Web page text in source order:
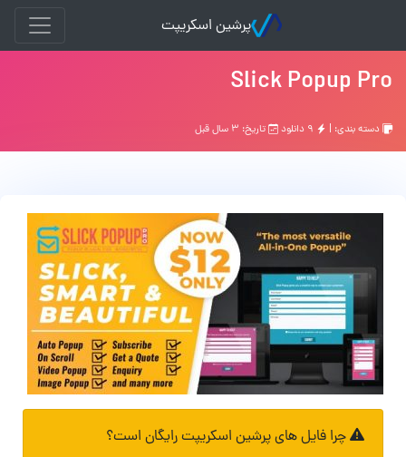
پرشین اسکریپت
Slick Popup Pro
دسته بندی: | تاریخ: ۳ سال قبل
چرا فایل های پرشین اسکریپت رایگان است؟